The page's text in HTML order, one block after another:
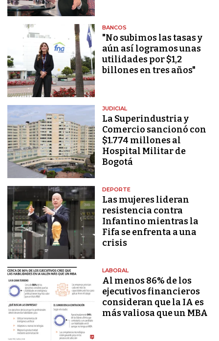
BANCOS
"No subimos las tasas y
aún así logramos unas
utilidades por $1,2
billones en tres años"
JUDICIAL
La Superindustria y
Comercio sancionó con
$1.774 millones al
Hospital Militar de
Bogotá
DEPORTE
Las mujeres lideran
resistencia contra
Infantino mientras la
Fifa se enfrenta a una
crisis
LABORAL
Al menos 86% de los
ejecutivos financieros
consideran que la IA es
más valiosa que un MBA